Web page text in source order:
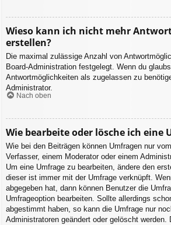
Wieso kann ich nicht mehr
erstellen?
Die maximal zulässige Anzahl von
Board-Administration festgelegt. Wenn du
Antwortmöglichkeiten als zugelassen zu
Administrator.
Nach oben
Wie bearbeite oder lösche ich eine
Wie bei den Beiträgen können Umfragen nur
Verfasser, einem Moderator oder einem
Um eine Umfrage zu bearbeiten, ändere den
dieser ist immer mit der Umfrage verknüpft.
abgegeben hat, dann können Benutzer die
Umfrageoption bearbeiten. Sollte allerdings
abgestimmt haben, so kann die Umfrage nur
Administratoren geändert oder gelöscht werden.